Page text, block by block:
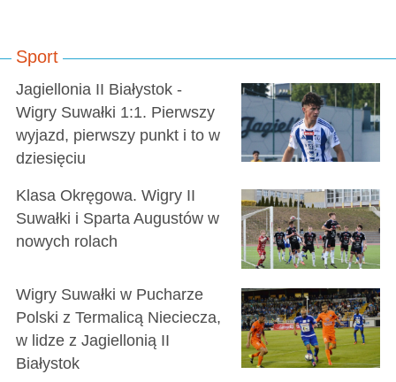
Sport
Jagiellonia II Białystok -
Wigry Suwałki 1:1. Pierwszy
wyjazd, pierwszy punkt i to w
dziesięciu
Klasa Okręgowa. Wigry II
Suwałki i Sparta Augustów w
nowych rolach
Wigry Suwałki w Pucharze
Polski z Termalicą Nieciecza,
w lidze z Jagiellonią II
Białystok